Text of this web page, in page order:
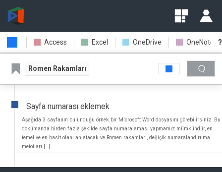
Access Excel OneDrive OneNote ?
Romen Rakamları
Sayfa numarası eklemek
Aşağıda 3 sayfanın bulunduğu örnek bir Microsoft Word dosyasını görebilirsiniz. Bu
dokümanda birden fazla şekilde sayfa numaralaması yapmamız mümkündür, en
temel ve en basit olanı anlatacak ve Romen rakamları, değişik numaralandırılma
metotları […]